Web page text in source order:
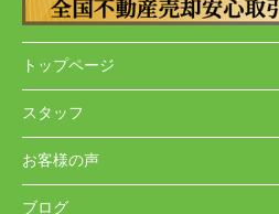
トップページ
スタッフ
お客様の声
ブログ